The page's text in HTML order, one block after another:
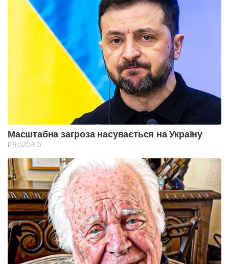
Масштабна загроза насувається на Україну
PROZORO